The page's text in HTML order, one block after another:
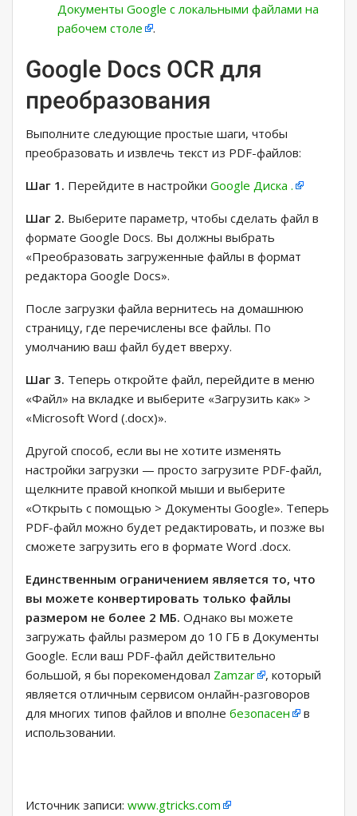
Документы Google с локальными файлами на
рабочем столе
.
Google Docs OCR для
преобразования
Выполните следующие простые шаги, чтобы
преобразовать и извлечь текст из PDF-файлов:
Шаг 1. Перейдите в настройки Google Диска .
Шаг 2. Выберите параметр, чтобы сделать файл в
формате Google Docs. Вы должны выбрать
«Преобразовать загруженные файлы в формат
редактора Google Docs».
После загрузки файла вернитесь на домашнюю
страницу, где перечислены все файлы. По
умолчанию ваш файл будет вверху.
Шаг 3. Теперь откройте файл, перейдите в меню
«Файл» на вкладке и выберите «Загрузить как» >
«Microsoft Word (.docx)».
Другой способ, если вы не хотите изменять
настройки загрузки — просто загрузите PDF-файл,
щелкните правой кнопкой мыши и выберите
«Открыть с помощью > Документы Google». Теперь
PDF-файл можно будет редактировать, и позже вы
сможете загрузить его в формате Word .docx.
Единственным ограничением является то, что
вы можете конвертировать только файлы
размером не более 2 МБ. Однако вы можете
загружать файлы размером до 10 ГБ в Документы
Google. Если ваш PDF-файл действительно
большой, я бы порекомендовал Zamzar
, который
является отличным сервисом онлайн-разговоров
для многих типов файлов и вполне безопасен
в
использовании.
Источник записи: www.gtricks.com